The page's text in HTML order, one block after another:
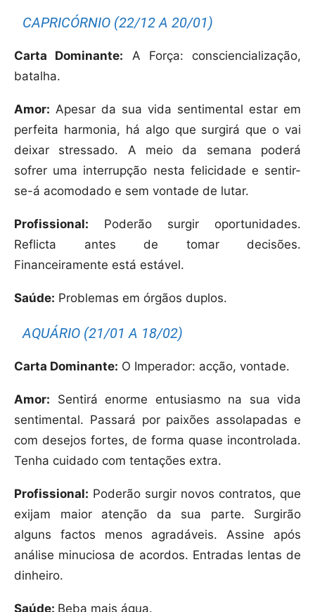
CAPRICÓRNIO (22/12 A 20/01)
Carta Dominante: A Força: consciencialização,
batalha.
Amor: Apesar da sua vida sentimental estar em
perfeita harmonia, há algo que surgirá que o vai
deixar stressado. A meio da semana poderá
sofrer uma interrupção nesta felicidade e sentir-
se-á acomodado e sem vontade de lutar.
Profissional: Poderão surgir oportunidades.
Reflicta antes de tomar decisões.
Financeiramente está estável.
Saúde: Problemas em órgãos duplos.
AQUÁRIO (21/01 A 18/02)
Carta Dominante: O Imperador: acção, vontade.
Amor: Sentirá enorme entusiasmo na sua vida
sentimental. Passará por paixões assolapadas e
com desejos fortes, de forma quase incontrolada.
Tenha cuidado com tentações extra.
Profissional: Poderão surgir novos contratos, que
exijam maior atenção da sua parte. Surgirão
alguns factos menos agradáveis. Assine após
análise minuciosa de acordos. Entradas lentas de
dinheiro.
Saúde: Beba mais água.